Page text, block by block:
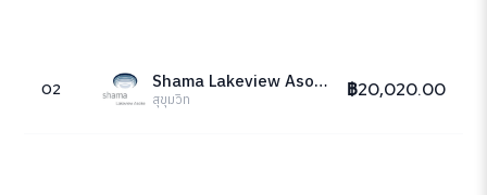
02 Shama Lakeview Asoke
สุขุมวิท ฿20,020.00